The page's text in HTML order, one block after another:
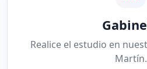
Realice el estudio en
Martín.